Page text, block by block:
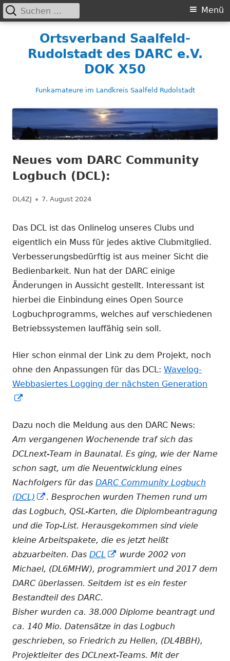
Ortsverband Saalfeld-
Rudolstadt des DARC e.V.
DOK X50
Funkamateure im Landkreis Saalfeld Rudolstadt
Primäres
Menü
Suchen
nach:
Neues vom DARC Community
Logbuch (DCL):
Autor
DL4ZJ Veröffentlicht
7. August 2024
Das DCL ist das Onlinelog unseres Clubs und
eigentlich ein Muss für jedes aktive Clubmitglied.
Verbesserungsbedürftig ist aus meiner Sicht die
Bedienbarkeit. Nun hat der DARC einige
Änderungen in Aussicht gestellt. Interessant ist
hierbei die Einbindung eines Open Source
Logbuchprogramms, welches auf verschiedenen
Betriebssystemen lauffähig sein soll.
Hier schon einmal der Link zu dem Projekt, noch
ohne den Anpassungen für das DCL: Wavelog-
Webbasiertes Logging der nächsten Generation
Fenster
öffnen
Dazu noch die Meldung aus den DARC News:
Am vergangenen Wochenende traf sich das
DCLnext-Team in Baunatal. Es ging, wie der Name
schon sagt, um die Neuentwicklung eines
Nachfolgers für das DARC Community Logbuch
(DCL)
In
neuem
Fenster
öffnen
. Besprochen wurden Themen rund um
das Logbuch, QSL-Karten, die Diplombeantragung
und die Top-List. Herausgekommen sind viele
kleine Arbeitspakete, die es jetzt heißt
abzuarbeiten. Das DCL
In
neuem
Fenster
wurde 2002 von
Michael, (DL6MHW), programmiert und 2017 dem
DARC überlassen. Seitdem ist es ein fester
Bestandteil des DARC.
Bisher wurden ca. 38.000 Diplome beantragt und
ca. 140 Mio. Datensätze in das Logbuch
geschrieben, so Friedrich zu Hellen, (DL4BBH),
Projektleiter des DCLnext-Teams. Mit der